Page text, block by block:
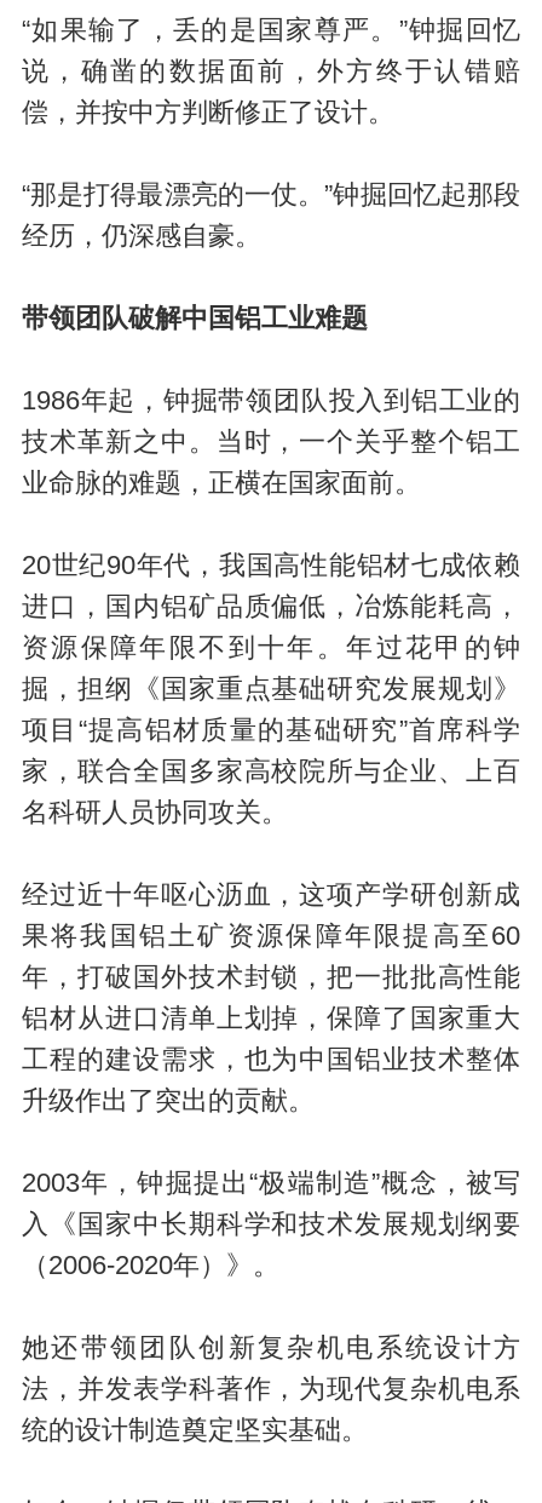
“如果输了，丢的是国家尊严。”钟掘回忆
说，确凿的数据面前，外方终于认错赔
偿，并按中方判断修正了设计。
“那是打得最漂亮的一仗。”钟掘回忆起那段
经历，仍深感自豪。
带领团队破解中国铝工业难题
1986年起，钟掘带领团队投入到铝工业的
技术革新之中。当时，一个关乎整个铝工
业命脉的难题，正横在国家面前。
20世纪90年代，我国高性能铝材七成依赖
进口，国内铝矿品质偏低，冶炼能耗高，
资源保障年限不到十年。年过花甲的钟
掘，担纲《国家重点基础研究发展规划》
项目“提高铝材质量的基础研究”首席科学
家，联合全国多家高校院所与企业、上百
名科研人员协同攻关。
经过近十年呕心沥血，这项产学研创新成
果将我国铝土矿资源保障年限提高至60
年，打破国外技术封锁，把一批批高性能
铝材从进口清单上划掉，保障了国家重大
工程的建设需求，也为中国铝业技术整体
升级作出了突出的贡献。
2003年，钟掘提出“极端制造”概念，被写
入《国家中长期科学和技术发展规划纲要
（2006-2020年）》。
她还带领团队创新复杂机电系统设计方
法，并发表学科著作，为现代复杂机电系
统的设计制造奠定坚实基础。